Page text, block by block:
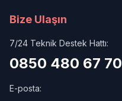
Bize Ulaşın
7/24 Teknik Destek Hattı:
0850 480 67 70
E-posta: